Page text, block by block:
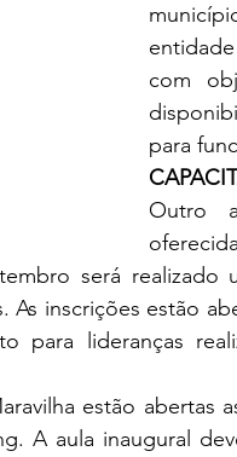
com
para
Outro
será realizado
As inscrições estão
para lideranças
estão abertas
A aula inaugural